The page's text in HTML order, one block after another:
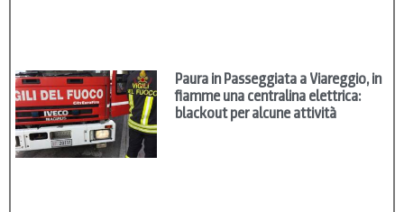
Paura in Passeggiata a Viareggio, in
fiamme una centralina elettrica:
blackout per alcune attività